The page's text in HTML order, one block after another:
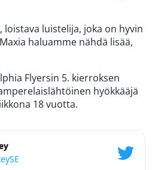
luistelija, joka on hyvin
haluamme nähdä lisää,
Flyersin 5. kierroksen
hyökkääjä
18 vuotta.